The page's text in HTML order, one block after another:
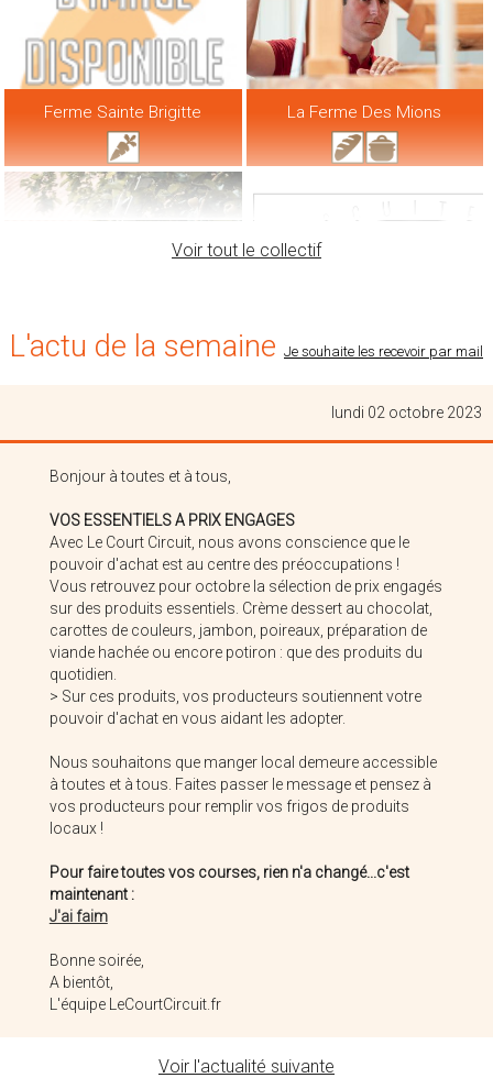
Ferme Sainte Brigitte La Ferme Des Mions
Biscuiterie Ohmygode
La Ferme Du Bien élever La Savonnerie Des Flandres
Ferme Fichaux
Voir tout le collectif
L'actu de la semaine Je souhaite les recevoir par mail
lundi 02 octobre 2023
Bonjour à toutes et à tous,
VOS ESSENTIELS A PRIX ENGAGES
Avec Le Court Circuit, nous avons conscience que le
pouvoir d'achat est au centre des préoccupations !
Vous retrouvez pour octobre la sélection de prix engagés
sur des produits essentiels. Crème dessert au chocolat,
carottes de couleurs, jambon, poireaux, préparation de
viande hachée ou encore potiron : que des produits du
quotidien.
> Sur ces produits, vos producteurs soutiennent votre
pouvoir d'achat en vous aidant les adopter.
Nous souhaitons que manger local demeure accessible
à toutes et à tous. Faites passer le message et pensez à
vos producteurs pour remplir vos frigos de produits
locaux !
Pour faire toutes vos courses, rien n'a changé...c'est
maintenant :
J'ai faim
Bonne soirée,
A bientôt,
L'équipe LeCourtCircuit.fr
Voir l'actualité suivante